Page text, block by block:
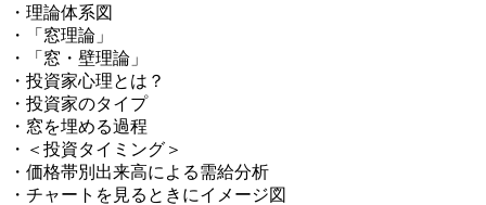
・理論体系図
・「窓理論」
・「窓・壁理論」
・投資家心理とは？
・投資家のタイプ
・窓を埋める過程
・＜投資タイミング＞
・価格帯別出来高による需給分析
・チャートを見るときにイメージ図